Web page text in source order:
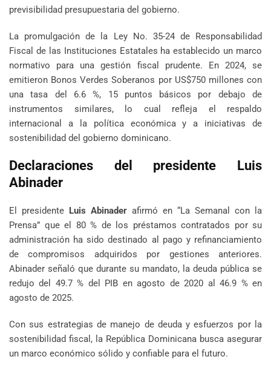
previsibilidad presupuestaria del gobierno.
La promulgación de la Ley No. 35-24 de Responsabilidad
Fiscal de las Instituciones Estatales ha establecido un marco
normativo para una gestión fiscal prudente. En 2024, se
emitieron Bonos Verdes Soberanos por US$750 millones con
una tasa del 6.6 %, 15 puntos básicos por debajo de
instrumentos similares, lo cual refleja el respaldo
internacional a la política económica y a iniciativas de
sostenibilidad del gobierno dominicano.
Declaraciones del presidente Luis
Abinader
El presidente Luis Abinader afirmó en “La Semanal con la
Prensa” que el 80 % de los préstamos contratados por su
administración ha sido destinado al pago y refinanciamiento
de compromisos adquiridos por gestiones anteriores.
Abinader señaló que durante su mandato, la deuda pública se
redujo del 49.7 % del PIB en agosto de 2020 al 46.9 % en
agosto de 2025.
Con sus estrategias de manejo de deuda y esfuerzos por la
sostenibilidad fiscal, la República Dominicana busca asegurar
un marco económico sólido y confiable para el futuro.